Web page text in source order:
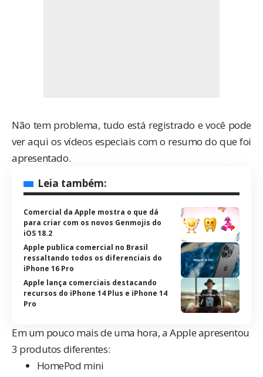
Não tem problema, tudo está registrado e você pode
ver aqui os vídeos especiais com o resumo do que foi
apresentado.
Leia também:
Comercial da Apple mostra o que dá
para criar com os novos Genmojis do
iOS 18.2
Apple publica comercial no Brasil
ressaltando todos os diferenciais do
iPhone 16 Pro
Apple lança comerciais destacando
recursos do iPhone 14 Plus e iPhone 14
Pro
Em um pouco mais de uma hora, a Apple apresentou
3 produtos diferentes:
HomePod mini